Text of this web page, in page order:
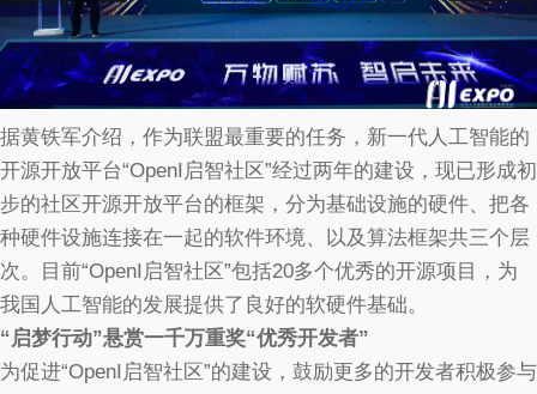
据黄铁军介绍，作为联盟最重要的任务，新一代人工智能的
开源开放平台“OpenI启智社区”经过两年的建设，现已形成初
步的社区开源开放平台的框架，分为基础设施的硬件、把各
种硬件设施连接在一起的软件环境、以及算法框架共三个层
次。目前“OpenI启智社区”包括20多个优秀的开源项目，为
我国人工智能的发展提供了良好的软硬件基础。
“启梦行动”悬赏一千万重奖“优秀开发者”
为促进“OpenI启智社区”的建设，鼓励更多的开发者积极参与